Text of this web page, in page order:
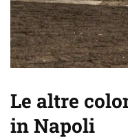
Le altre
in Napoli